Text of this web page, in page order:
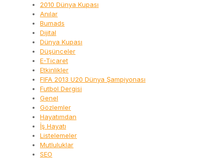
2010 Dünya Kupası
Anılar
Bumads
Dijital
Dünya Kupası
Düşünceler
E-Ticaret
Etkinlikler
FIFA 2013 U20 Dünya Şampiyonası
Futbol Dergisi
Genel
Gözlemler
Hayatımdan
İş Hayatı
Listelemeler
Mutluluklar
SEO